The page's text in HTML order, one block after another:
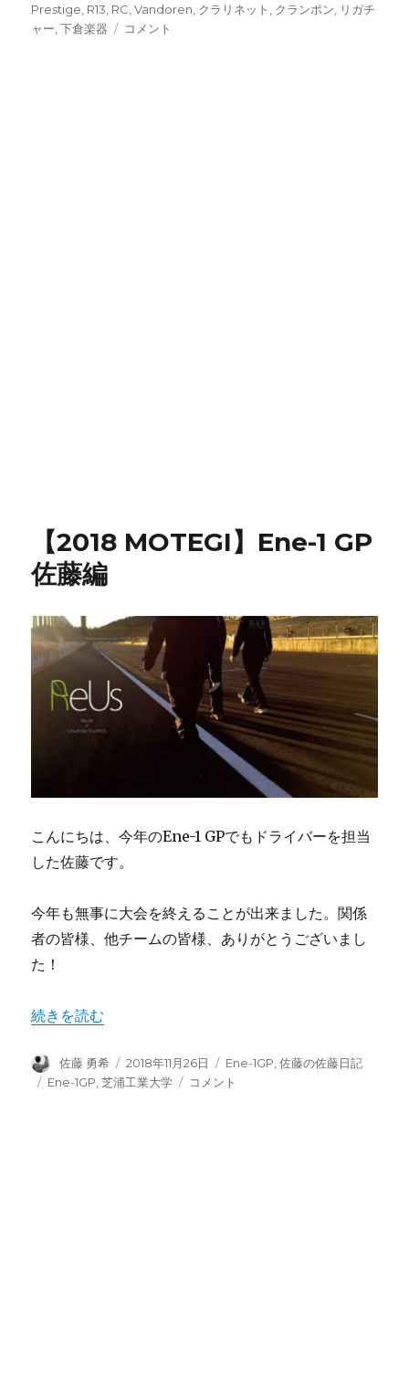
稿
者
稿
日:
テ
グ
Prestige, R13, RC,Vandoren, クラリネット , クランポン, リガチ
ャー,下倉楽器
ク
コメント
【2018 MOTEGI】Ene-1 GP
佐藤編
こんにちは、今年のEne-1 GPでもドライバーを担当
した佐藤です。
今年も無事に大会を終えることが出来ました。関係
者の皆様、他チームの皆様、ありがとうございまし
た！
“【2018 MOTEGI】Ene-1 GP 佐藤編” の
続きを読む
投
稿
佐藤 勇希
投
稿
2018年11月26日
カ
テ
Ene-1GP,佐藤の佐藤日記
タ
Ene-1GP,芝浦工業大学
【2018
コメント